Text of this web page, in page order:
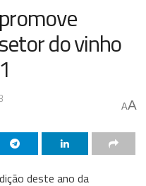
do vinho
AA
deste ano da